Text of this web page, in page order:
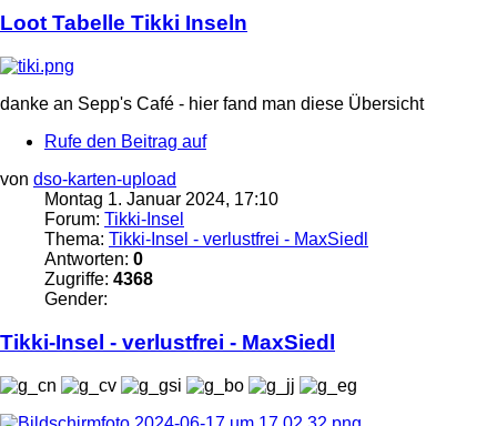
Loot Tabelle Tikki Inseln
danke an Sepp's Café - hier fand man diese Übersicht
Rufe den Beitrag auf
von dso-karten-upload
Montag 1. Januar 2024, 17:10
Forum: Tikki-Insel
Thema: Tikki-Insel - verlustfrei - MaxSiedl
Antworten: 0
Zugriffe: 4368
Gender:
Tikki-Insel - verlustfrei - MaxSiedl